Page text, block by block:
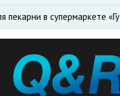
пекарни в супермаркете